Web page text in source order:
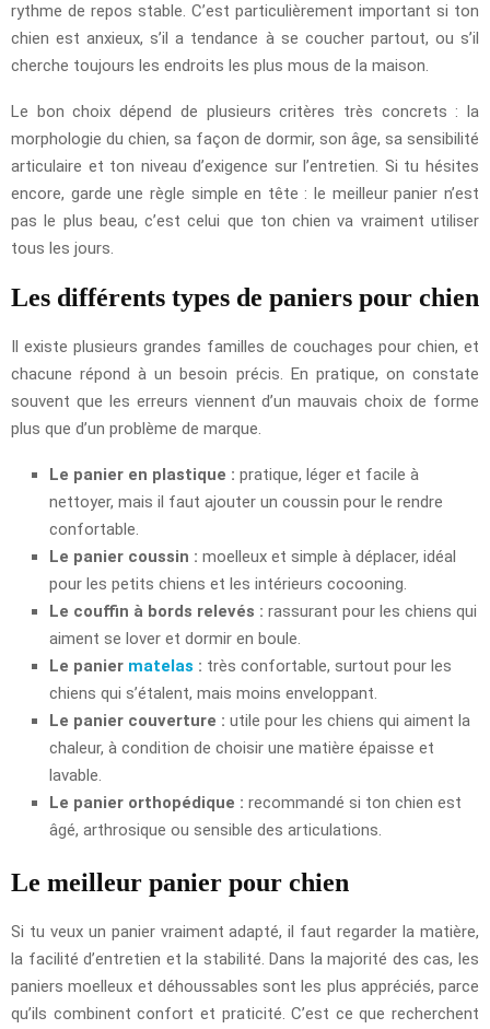
rythme de repos stable. C’est particulièrement important si ton
chien est anxieux, s’il a tendance à se coucher partout, ou s’il
cherche toujours les endroits les plus mous de la maison.
Le bon choix dépend de plusieurs critères très concrets : la
morphologie du chien, sa façon de dormir, son âge, sa sensibilité
articulaire et ton niveau d’exigence sur l’entretien. Si tu hésites
encore, garde une règle simple en tête : le meilleur panier n’est
pas le plus beau, c’est celui que ton chien va vraiment utiliser
tous les jours.
Les différents types de paniers pour chien
Il existe plusieurs grandes familles de couchages pour chien, et
chacune répond à un besoin précis. En pratique, on constate
souvent que les erreurs viennent d’un mauvais choix de forme
plus que d’un problème de marque.
Le panier en plastique : pratique, léger et facile à
nettoyer, mais il faut ajouter un coussin pour le rendre
confortable.
Le panier coussin : moelleux et simple à déplacer, idéal
pour les petits chiens et les intérieurs cocooning.
Le couffin à bords relevés : rassurant pour les chiens qui
aiment se lover et dormir en boule.
Le panier matelas : très confortable, surtout pour les
chiens qui s’étalent, mais moins enveloppant.
Le panier couverture : utile pour les chiens qui aiment la
chaleur, à condition de choisir une matière épaisse et
lavable.
Le panier orthopédique : recommandé si ton chien est
âgé, arthrosique ou sensible des articulations.
Le meilleur panier pour chien
Si tu veux un panier vraiment adapté, il faut regarder la matière,
la facilité d’entretien et la stabilité. Dans la majorité des cas, les
paniers moelleux et déhoussables sont les plus appréciés, parce
qu’ils combinent confort et praticité. C’est ce que recherchent